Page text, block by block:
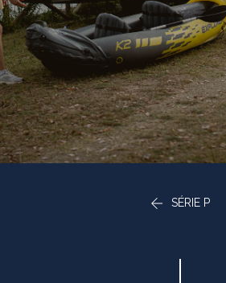
SÉRIE P